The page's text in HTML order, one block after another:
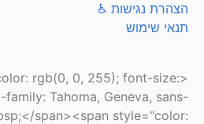
הצהרת נגישות ♿
תנאי שימוש
rgb(0, 0, 255); font-size:
family: Tahoma, Geneva, sans-
span><span style="color: